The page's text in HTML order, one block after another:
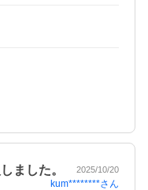
ました。 2025/10/20
kum********さん